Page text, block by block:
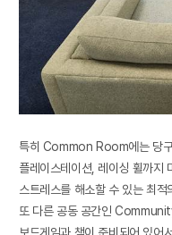
특히 Common Room에는 당
플레이스테이션, 레이싱 휠까지
스트레스를 해소할 수 있는 최적
또 다른 공동 공간인